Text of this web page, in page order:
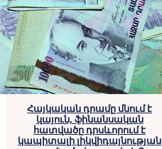
Հայկական դրամը մնում է
կայուն, ֆինանսական
հատվածը դրսևորում է
կապիտալի լիկվիդայնության